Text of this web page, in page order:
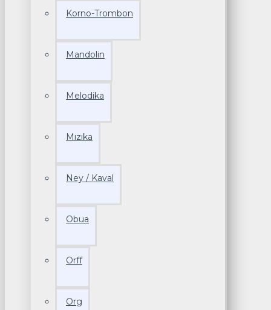
Korno-Trombon
Mandolin
Melodika
Mızıka
Ney / Kaval
Obua
Orff
Org